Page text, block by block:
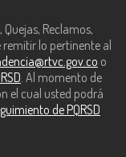
Reclamos,
lo pertinente al
o
. Al momento de
el cual usted podrá
de PQRSD